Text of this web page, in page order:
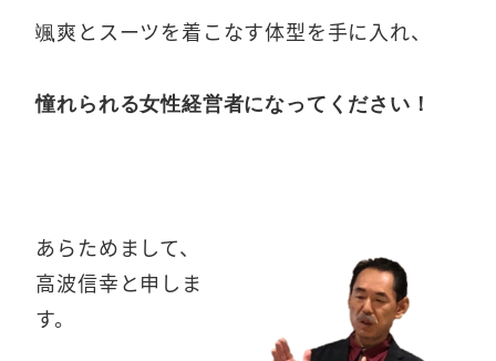
颯爽とスーツを着こなす体型を手に入れ、
憧れられる女性経営者になってください！
あらためまして、
高波信幸と申しま
す。